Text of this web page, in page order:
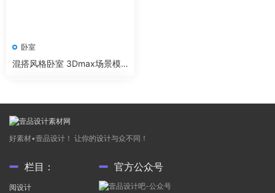
卧室
混搭风格卧室 3Dmax场景模
好素材•壹品设计！ 让你的设计与众不同！
栏目：
阅设计
官方公众号